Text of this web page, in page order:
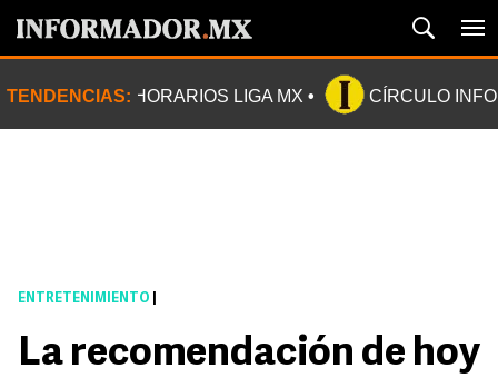
TENDENCIAS: HORARIOS LIGA MX CÍRCULO
ENTRETENIMIENTO
La recomendación de hoy